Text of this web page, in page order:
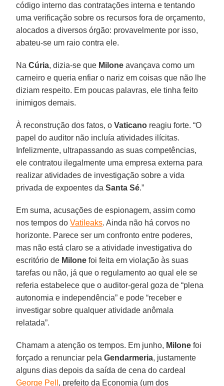
código interno das contratações interna e tentando
uma verificação sobre os recursos fora de orçamento,
alocados a diversos órgão: provavelmente por isso,
abateu-se um raio contra ele.
NaCúria, dizia-se que Milone avançava como um
carneiro e queria enfiar o nariz em coisas que não lhe
diziam respeito. Em poucas palavras, ele tinha feito
inimigos demais.
À reconstrução dos fatos, oVaticano reagiu forte. “O
papel do auditor não incluía atividades ilícitas.
Infelizmente, ultrapassando as suas competências,
ele contratou ilegalmente uma empresa externa para
realizar atividades de investigação sobre a vida
privada de expoentes daSanta Sé.”
Em suma, acusações de espionagem, assim como
nos tempos doVatileaks. Ainda não há corvos no
horizonte. Parece ser um confronto entre poderes,
mas não está claro se a atividade investigativa do
escritório de Milone foi feita em violação às suas
tarefas ou não, já que o regulamento ao qual ele se
referia estabelece que o auditor-geral goza de “plena
autonomia e independência” e pode “receber e
investigar sobre qualquer atividade anômala
relatada”.
Chamam a atenção os tempos. Em junho, Milone foi
forçado a renunciar pelaGendarmeria, justamente
alguns dias depois da saída de cena do cardeal
George Pell , prefeito da Economia (um dos